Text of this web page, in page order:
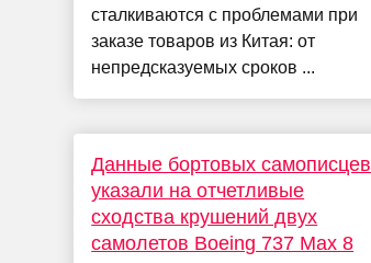
сталкиваются с проблемами при
заказе товаров из Китая: от
непредсказуемых сроков ...
Данные бортовых самописцев
указали на отчетливые
сходства крушений двух
самолетов Boeing 737 Max 8